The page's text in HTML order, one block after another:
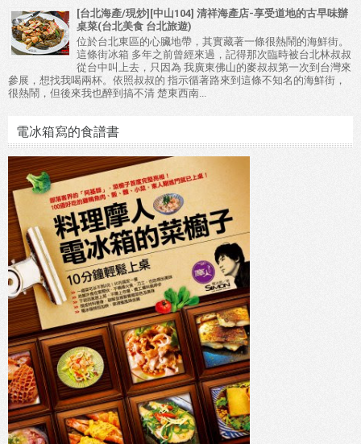
[台北海產/現炒][中山104] 清祥海產店-享受道地的古早味辦
桌菜(台北美食 台北旅遊)
位於台北東區的心臟地帶，其實藏著一條很熱鬧的海鮮街。
這條街冰箱 多年之前曾經來過，記得那次臨時被台北林叔叔
從台中叫上去，只因為 我廣東佛山的麥叔叔第一次到台灣來
參展，想找我喝兩杯。依照叔叔的 指示循著路來到這條不知名的海鮮街，
很熱鬧，但後來我也醉到搞不清 楚東西南...
電冰箱寫的食譜書